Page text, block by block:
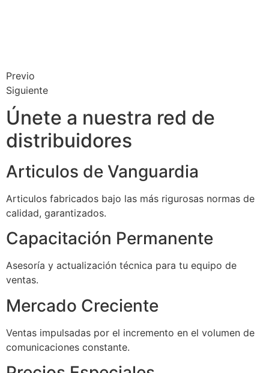
Previo
Siguiente
Únete a nuestra red de
distribuidores
Articulos de Vanguardia
Articulos fabricados bajo las más rigurosas normas de
calidad, garantizados.
Capacitación Permanente
Asesoría y actualización técnica para tu equipo de
ventas.
Mercado Creciente
Ventas impulsadas por el incremento en el volumen de
comunicaciones constante.